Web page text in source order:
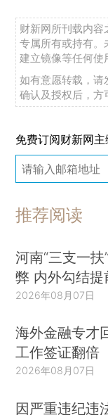
财新网所刊载内容
专属所有或持有。
建立镜像等任何使
如有意愿转载，请
确认及授权后，方
免费订阅财新网
推荐阅读
河南“三支一
弊 内外勾结提
2026年08月07日
海外金融专才
工作签证翻倍
2026年08月07日
因严重违纪违